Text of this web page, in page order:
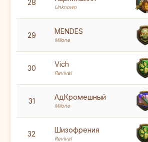
28
Unknown
29 MENDES
Milone
30 Vich
Revival
31 АдКромешный
Milone
32 Шизофрения
Revival